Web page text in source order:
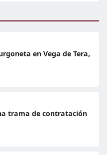
en Vega de Tera,
trama de contratación